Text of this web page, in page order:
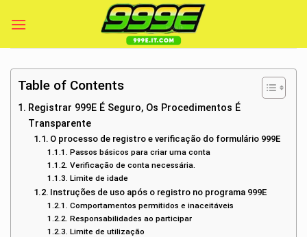
Table of Contents
Registrar 999E É Seguro, Os Procedimentos É
Transparente
O processo de registro e verificação do formulário 999E
Passos básicos para criar uma conta
Verificação de conta necessária.
Limite de idade
Instruções de uso após o registro no programa 999E
Comportamentos permitidos e inaceitáveis
Responsabilidades ao participar
Limite de utilização